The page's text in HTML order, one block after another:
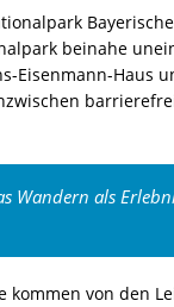
beinahe
Eisenmann-Haus
Wandern als
kommen von den